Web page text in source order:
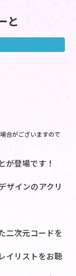
と
合がございますので
が登場です！
ザインのアクリ
二次元コードを
イリストをお聴